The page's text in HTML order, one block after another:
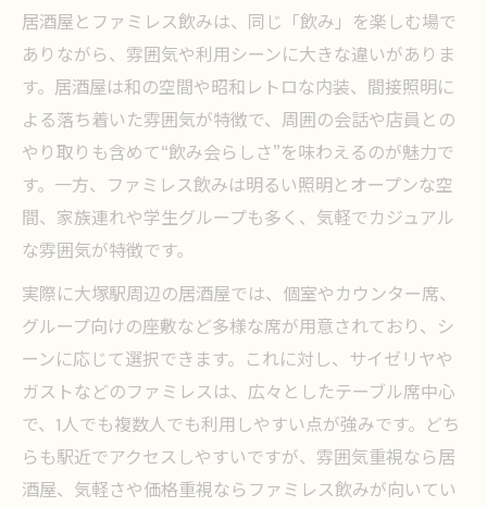
居酒屋の暗黙ルール初心者向け実践ガイド
居酒屋で自然に振る舞うためのマナー解説
大塚駅居酒屋で知っておきたい暗黙ルール
居酒屋の乾杯や注文マナーを徹底解説
居酒屋の席選びやチェーン店利用時の配慮
点
大塚駅周辺で理想の飲み場を選ぶコツ
大塚駅で居酒屋とチェーン店の使い分け術
飲み放題や安い居酒屋の見極めポイント
ファミレス飲みの駐車場や24時間営業の魅
力
チェーン店居酒屋と個性派店の比較ポイン
ト
居酒屋とファミレス飲みは、同じ「飲み」を楽しむ場で
ありながら、雰囲気や利用シーンに大きな違いがありま
す。居酒屋は和の空間や昭和レトロな内装、間接照明に
よる落ち着いた雰囲気が特徴で、周囲の会話や店員との
やり取りも含めて“飲み会らしさ”を味わえるのが魅力で
す。一方、ファミレス飲みは明るい照明とオープンな空
間、家族連れや学生グループも多く、気軽でカジュアル
な雰囲気が特徴です。
実際に大塚駅周辺の居酒屋では、個室やカウンター席、
グループ向けの座敷など多様な席が用意されており、シ
ーンに応じて選択できます。これに対し、サイゼリヤや
ガストなどのファミレスは、広々としたテーブル席中心
で、1人でも複数人でも利用しやすい点が強みです。どち
らも駅近でアクセスしやすいですが、雰囲気重視なら居
酒屋、気軽さや価格重視ならファミレス飲みが向いてい